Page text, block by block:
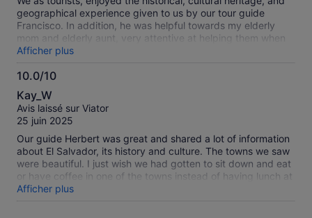
geographical experience given to us by our tour guide
Francisco. In addition, he was helpful towards my elderly
mom and elderly aunt, very attentive at helping them when
there were stairs since both ladies have bad knees.
Francisco has an amazing respectful personality we highly
enjoyed his company my mom and Aunt can’t stop speaking
Afficher plus
10.0/10
10.0
sur
10
Kay_W
Avis laissé sur Viator
25 juin 2025
Our guide Herbert was great and shared a lot of information
about El Salvador, its history and culture. The towns we saw
were beautiful. I just wish we had gotten to sit down and eat
or have coffee in one of the towns instead of having lunch at
the hot springs.
Afficher plus